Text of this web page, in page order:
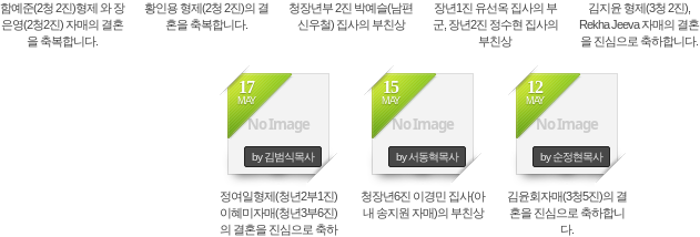
함예준(2청 2진)형제 와 장
은영(2청2진) 자매의 결혼
을 축복합니다.
황인용 형제(2청 2진)의 결
혼을 축복합니다.
청장년부 2진 박예슬(남편
신우철) 집사의 부친상
장년1진 유선옥 집사의 부
군, 장년2진 정수현 집사의
부친상
김지윤 형제(3청 2진),
Rekha Jeeva 자매의 결혼
을 진심으로 축하합니다.
No Image
17
MAY
by 김범식목사
정여일형제(청년2부1진)
이혜미자매(청년3부6진)
의 결혼을 진심으로 축하
No Image
15
MAY
by 서동혁목사
청장년6진 이경민 집사(아
내 송지원 자매)의 부친상
No Image
12
MAY
by 순정현목사
김윤회자매(3청5진)의 결
혼을 진심으로 축하합니
다.